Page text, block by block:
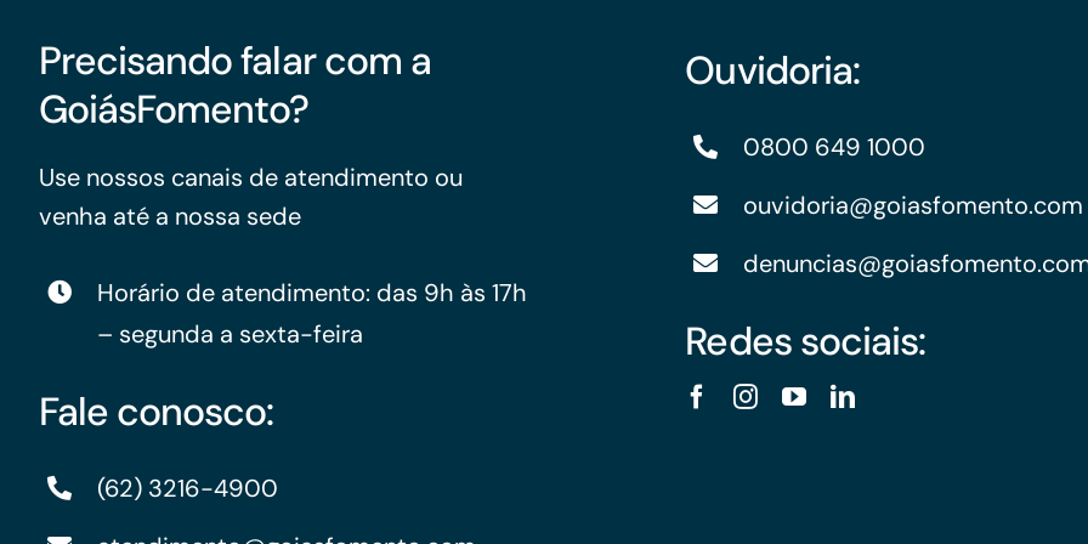
Precisando falar com a
GoiásFomento?
Use nossos canais de atendimento ou
venha até a nossa sede
Horário de atendimento: das 9h às 17h
– segunda a sexta-feira
Fale conosco:
(62) 3216-4900
Ouvidoria:
0800 649 1000
ouvidoria@goiasfomento.com
Redes sociais: